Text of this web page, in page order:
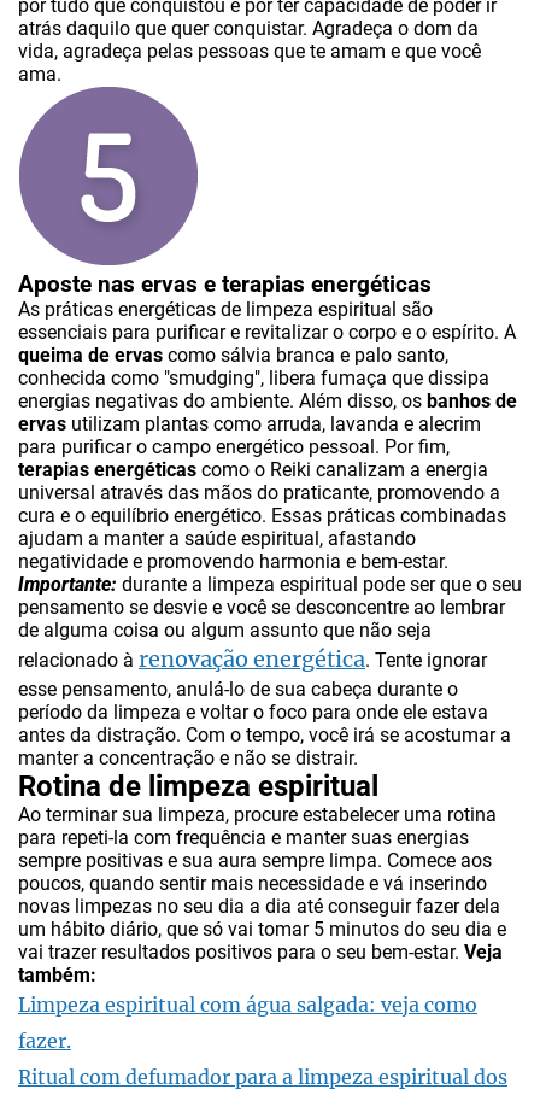
por tudo que conquistou e por ter capacidade de poder ir
atrás daquilo que quer conquistar. Agradeça o dom da
vida, agradeça pelas pessoas que te amam e que você
ama.
Aposte nas ervas e terapias energéticas
As práticas energéticas de limpeza espiritual são
essenciais para purificar e revitalizar o corpo e o espírito. A
queima de ervas como sálvia branca e palo santo,
conhecida como "smudging", libera fumaça que dissipa
energias negativas do ambiente. Além disso, os banhos de
ervas utilizam plantas como arruda, lavanda e alecrim
para purificar o campo energético pessoal. Por fim,
terapias energéticas como o Reiki canalizam a energia
universal através das mãos do praticante, promovendo a
cura e o equilíbrio energético. Essas práticas combinadas
ajudam a manter a saúde espiritual, afastando
negatividade e promovendo harmonia e bem-estar.
Importante: durante a limpeza espiritual pode ser que o seu
pensamento se desvie e você se desconcentre ao lembrar
de alguma coisa ou algum assunto que não seja
relacionado à renovação energética. Tente ignorar
esse pensamento, anulá-lo de sua cabeça durante o
período da limpeza e voltar o foco para onde ele estava
antes da distração. Com o tempo, você irá se acostumar a
manter a concentração e não se distrair.
Rotina de limpeza espiritual
Ao terminar sua limpeza, procure estabelecer uma rotina
para repeti-la com frequência e manter suas energias
sempre positivas e sua aura sempre limpa. Comece aos
poucos, quando sentir mais necessidade e vá inserindo
novas limpezas no seu dia a dia até conseguir fazer dela
um hábito diário, que só vai tomar 5 minutos do seu dia e
vai trazer resultados positivos para o seu bem-estar. Veja
também:
Limpeza espiritual com água salgada: veja como
fazer.
Ritual com defumador para a limpeza espiritual dos